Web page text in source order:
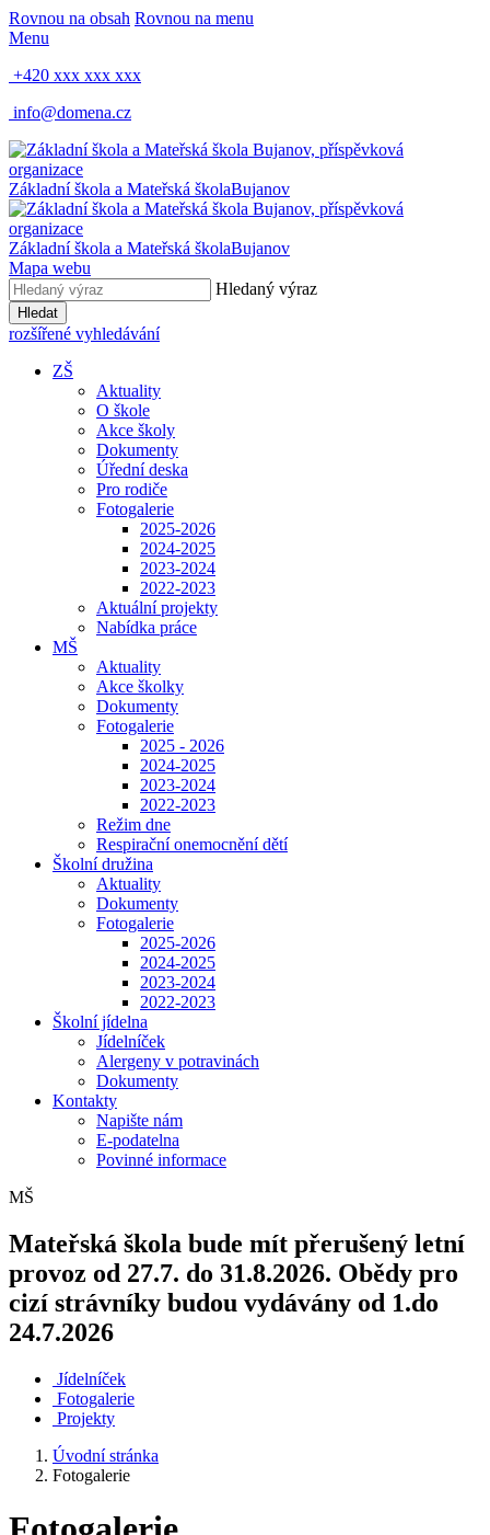
Rovnou na obsah Rovnou na menu
Menu
+420 xxx xxx xxx
info@domena.cz
Základní škola a Mateřská školaBujanov
Základní škola a Mateřská školaBujanov
Mapa webu
Hledaný výraz
Hledat
rozšířené vyhledávání
ZŠ
Aktuality
O škole
Akce školy
Dokumenty
Úřední deska
Pro rodiče
Fotogalerie
2025-2026
2024-2025
2023-2024
2022-2023
Aktuální projekty
Nabídka práce
MŠ
Aktuality
Akce školky
Dokumenty
Fotogalerie
2025 - 2026
2024-2025
2023-2024
2022-2023
Režim dne
Respirační onemocnění dětí
Školní družina
Aktuality
Dokumenty
Fotogalerie
2025-2026
2024-2025
2023-2024
2022-2023
Školní jídelna
Jídelníček
Alergeny v potravinách
Dokumenty
Kontakty
Napište nám
E-podatelna
Povinné informace
MŠ
Mateřská škola bude mít přerušený letní
provoz od 27.7. do 31.8.2026. Obědy pro
cizí strávníky budou vydávány od 1.do
24.7.2026
Jídelníček
Fotogalerie
Projekty
Úvodní stránka
Fotogalerie